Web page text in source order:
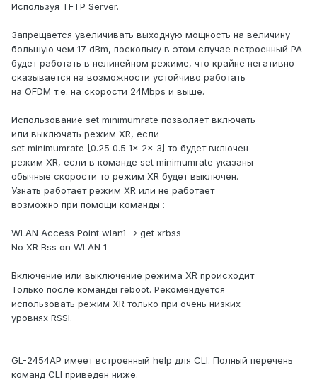
Используя TFTP Server.
Запрещается увеличивать выходную мощность на величину
большую чем 17 dBm, поскольку в этом случае встроенный PA
будет работать в нелинейном режиме, что крайне негативно
сказывается на возможности устойчиво работать
на OFDM т.е. на скорости 24Mbps и выше.
Использование set minimumrate позволяет включать
или выключать режим XR, если
set minimumrate [0.25 0.5 1x 2x 3] то будет включен
режим XR, если в команде set minimumrate указаны
обычные скорости то режим XR будет выключен.
Узнать работает режим XR или не работает
возможно при помощи команды :
WLAN Access Point wlan1 -> get xrbss
No XR Bss on WLAN 1
Включение или выключение режима XR происходит
Только после команды reboot. Рекомендуется
использовать режим XR только при очень низких
уровнях RSSI.
GL-2454AP имеет встроенный help для CLI. Полный перечень
команд CLI приведен ниже.